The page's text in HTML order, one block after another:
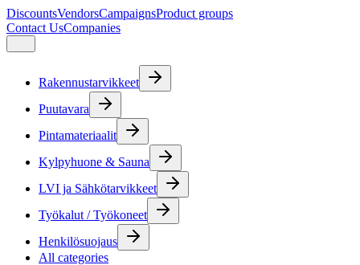
DiscountsVendorsCampaignsProduct groups
Contact UsCompanies
Rakennustarvikkeet
Puutavara
Pintamateriaalit
Kylpyhuone & Sauna
LVI ja Sähkötarvikkeet
Työkalut / Työkoneet
Henkilösuojaus
All categories